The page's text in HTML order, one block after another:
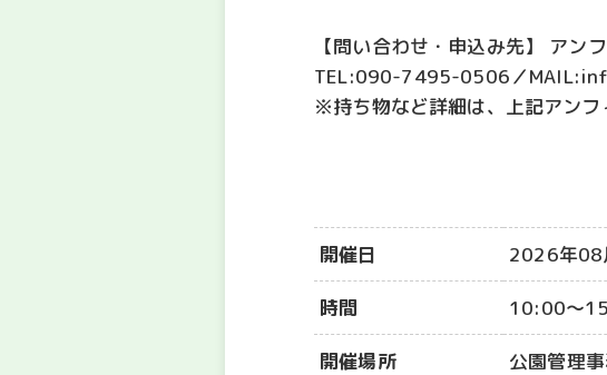
【問い合わせ・申込み先】 アン
TEL:090-7495-0506／
※持ち物など詳細は、上記アンフ
開催日 2026年08
時間 10:00～
開催場所 公園管理